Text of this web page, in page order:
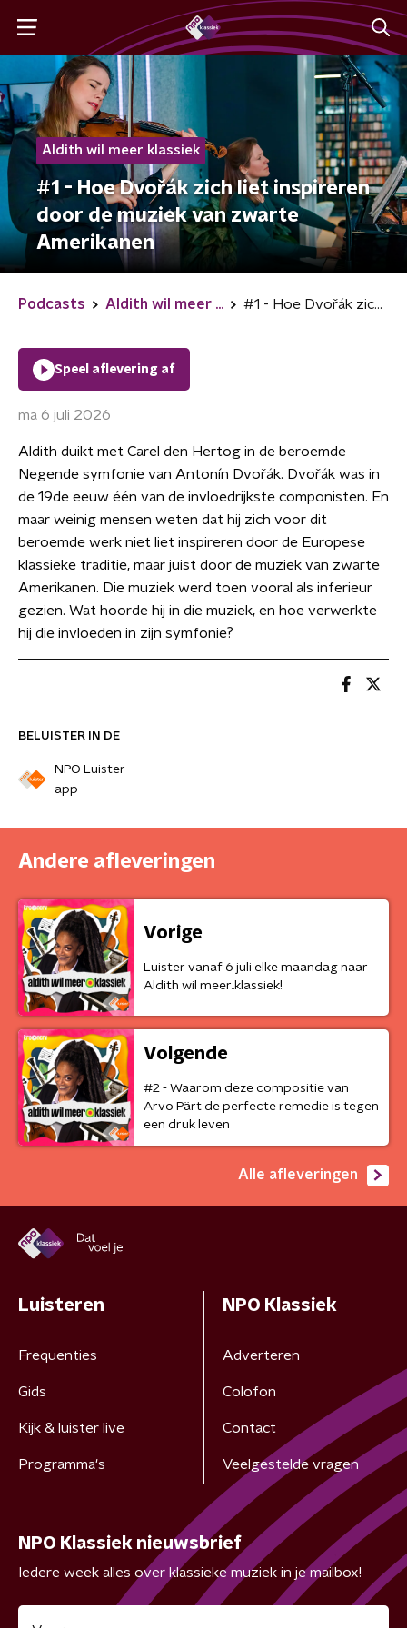
Aldith wil meer klassiek
#1 - Hoe Dvořák zich liet inspireren
door de muziek van zwarte
Amerikanen
Podcasts Aldith wil meer ... #1 - Hoe Dvořák zich liet inspireren door de muziek van zwarte Amerikanen
BELUISTER IN DE
NPO Luister
app
Speel aflevering af
ma 6 juli 2026
Aldith duikt met Carel den Hertog in de beroemde
Negende symfonie van Antonín Dvořák. Dvořák was in
de 19de eeuw één van de invloedrijkste componisten. En
maar weinig mensen weten dat hij zich voor dit
beroemde werk niet liet inspireren door de Europese
klassieke traditie, maar juist door de muziek van zwarte
Amerikanen. Die muziek werd toen vooral als inferieur
gezien. Wat hoorde hij in die muziek, en hoe verwerkte
hij die invloeden in zijn symfonie?
Andere afleveringen
Vorige
Luister vanaf 6 juli elke maandag naar
Aldith wil meer..klassiek!
Volgende
#2 - Waarom deze compositie van
Arvo Pärt de perfecte remedie is tegen
een druk leven
Alle afleveringen
Luisteren
Frequenties
Gids
Kijk & luister live
Programma's
NPO Klassiek
Adverteren
Colofon
Contact
Veelgestelde vragen
NPO Klassiek nieuwsbrief
Iedere week alles over klassieke muziek in je mailbox!